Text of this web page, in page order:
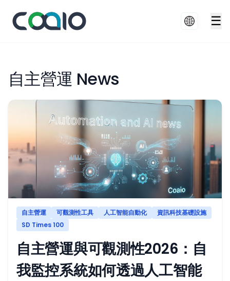
☰
自主營運 News
自主營運 可觀測性工具 人工智能自動化
資訊科技基礎設施
SD Times 100
自主營運與可觀測性2026：自
我監控系統如何透過人工智能